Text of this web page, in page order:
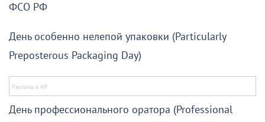
ФСО РФ
День особенно нелепой упаковки (Particularly
Preposterous Packaging Day)
День профессионального оратора (Professional